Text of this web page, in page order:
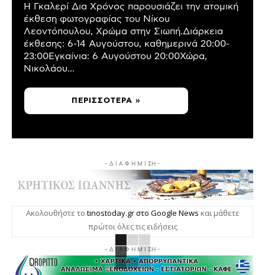
Η Γκαλερί Δια Χρόνος παρουσιάζει την ατομική
έκθεση φωτογραφίας του Νίκου
Λεοντόπουλου, Χρώμα στην Σιωπή.Διάρκεια
έκθεσης: 6-14 Αυγούστου, καθημερινά 20:00-
23:00Εγκαίνια: 6 Αυγούστου 20:00Χώρα,
Νικολάου...
ΠΕΡΙΣΣΌΤΕΡΑ »
- Δ Ι Α Φ Η Μ Ι ΣΗ -
Ακολουθήστε το tinostoday.gr στο Google News και μάθετε
πρώτοι όλες τις ειδήσεις
- Δ Ι Α Φ Η Μ Ι ΣΗ -